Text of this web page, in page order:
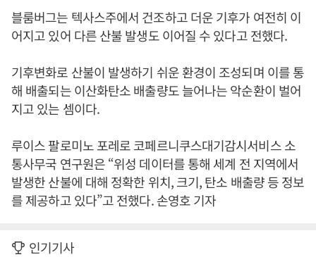
블룸버그는 텍사스주에서 건조하고 더운 기후가 여전히 이
어지고 있어 다른 산불 발생도 이어질 수 있다고 전했다.
기후변화로 산불이 발생하기 쉬운 환경이 조성되며 이를 통
해 배출되는 이산화탄소 배출량도 늘어나는 악순환이 벌어
지고 있는 셈이다.
루이스 팔로미노 포레로 코페르니쿠스대기감시서비스 소
통사무국 연구원은 “위성 데이터를 통해 세계 전 지역에서
발생한 산불에 대해 정확한 위치, 크기, 탄소 배출량 등 정보
를 제공하고 있다”고 전했다. 손영호 기자
인기기사